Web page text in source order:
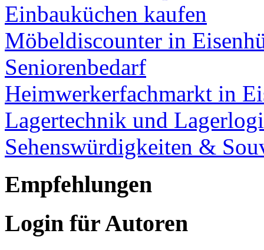
Einbauküchen kaufen
Möbeldiscounter in
Seniorenbedarf
Heimwerkerfachmarkt in
Lagertechnik und
Sehenswürdigkeiten &
Empfehlungen
Login für Autoren